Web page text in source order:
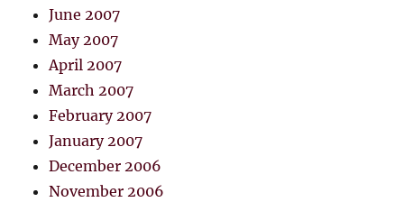
June 2007
May 2007
April 2007
March 2007
February 2007
January 2007
December 2006
November 2006